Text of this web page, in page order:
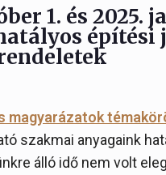
1. és 2025.
építési
magyarázatok
szakmai anyagaink
álló idő nem volt